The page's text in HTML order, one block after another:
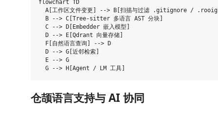
flowchart TD
A[工作区文件变更] --> B[扫描与过滤 .gitignore /
  B --> C[Tree-sitter 多语言 AST 分块]
  C --> D[Embedder 嵌入模型]
  D --> E[Qdrant 向量存储]
  F[自然语言查询] --> D
  D --> G[近邻检索]
  E --> G
仓颉语言支持与 AI 协同